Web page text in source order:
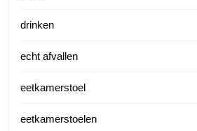
drinken
echt afvallen
eetkamerstoel
eetkamerstoelen